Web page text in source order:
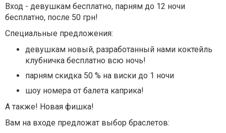
Вход - девушкам бесплатно, парням до 12 ночи
бесплатно, после 50 грн!
Специальные предложения:
девушкам новый, разработанный нами коктейль
клубничка бесплатно всю ночь!
парням скидка 50 % на виски до 1 ночи
шоу номера от балета каприка!
А также! Новая фишка!
Вам на входе предложат выбор браслетов: